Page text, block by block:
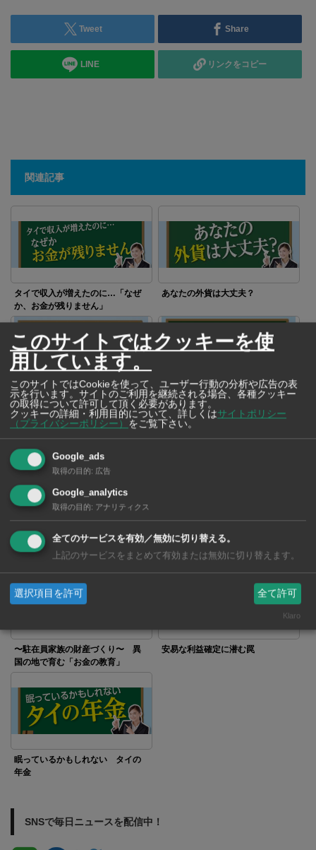
Tweet Share
LINE リンクをコピー
関連記事
タイで収入が増えたのに…「なぜ
か、お金が残りません」
あなたの外貨は大丈夫？
投資の最適なタイミングは？
「ローンじゃないと売れませ
ん！」バイク店で起きた不思議な
話
ラ」 駐在中に仕込む、家族の財
布
〜駐在員家族の財産づくり〜 異
国の地で育む「お金の教育」
安易な利益確定に潜む罠
眠っているかもしれない タイの
年金
SNSで毎日ニュースを配信中！
このサイトではクッキーを使
用しています。
このサイトではCookieを使って、ユーザー行動の分析や広告の表
示を行います。サイトのご利用を継続される場合、各種クッキー
の取得について許可して頂く必要があります。
クッキーの詳細・利用目的について、詳しくはサイトポリシー
（プライバシーポリシー）
をご覧下さい。
Google_ads
取得の目的: 広告
Google_analytics
取得の目的: アナリティクス
全てのサービスを有効／無効に切り替える。
上記のサービスをまとめて有効または無効に切り替えます。
選択項目を許可 全て許可
Klaro